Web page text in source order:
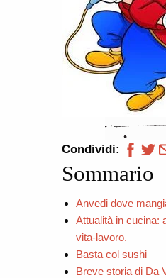
Condividi:
Sommario
Anvedi dove
Attualità in cucina:
vita-lavoro.
Basta col sushi
Breve storia di Da